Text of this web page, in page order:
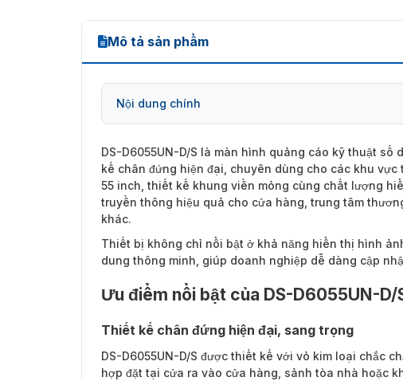
Mô tả sản phẩm
Nội dung chính
DS-D6055UN-D/S là màn hình quảng cáo kỹ thuật số
kế chân đứng hiện đại, chuyên dùng cho các khu
55 inch, thiết kế khung viền mỏng cùng chất lượng
truyền thông hiệu quả cho cửa hàng, trung tâm
khác.
Thiết bị không chỉ nổi bật ở khả năng hiển thị hình
dung thông minh, giúp doanh nghiệp dễ dàng cập
Ưu điểm nổi bật của DS-D6055UN-D/
Thiết kế chân đứng hiện đại, sang trọng
DS-D6055UN-D/S được thiết kế với vỏ kim loại chắc
hợp đặt tại cửa ra vào cửa hàng, sảnh tòa nhà hoặc